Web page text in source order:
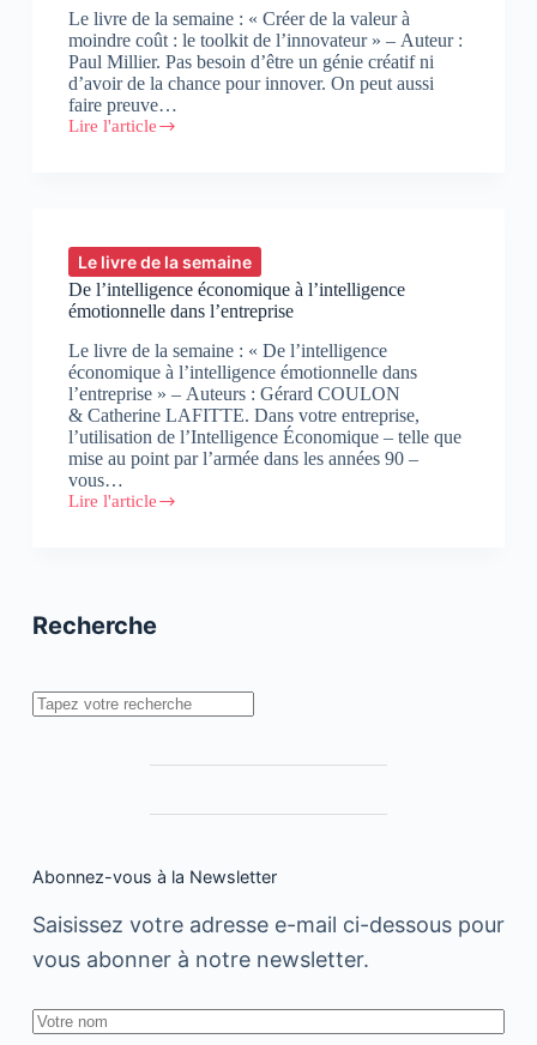
Le livre de la semaine : « Créer de la valeur à
moindre coût : le toolkit de l’innovateur » – Auteur :
Paul Millier. Pas besoin d’être un génie créatif ni
d’avoir de la chance pour innover. On peut aussi
faire preuve…
Lire l'article
Créer
coût
:
le
toolkit
l’innovateur
Le livre de la semaine
De l’intelligence économique à l’intelligence
émotionnelle dans l’entreprise
Le livre de la semaine : « De l’intelligence
économique à l’intelligence émotionnelle dans
l’entreprise » – Auteurs : Gérard COULON
& Catherine LAFITTE. Dans votre entreprise,
l’utilisation de l’Intelligence Économique – telle que
mise au point par l’armée dans les années 90 –
vous…
Lire l'article
De
dans
Recherche
Rechercher
Abonnez-vous à la Newsletter
Saisissez votre adresse e-mail ci-dessous pour
vous abonner à notre newsletter.